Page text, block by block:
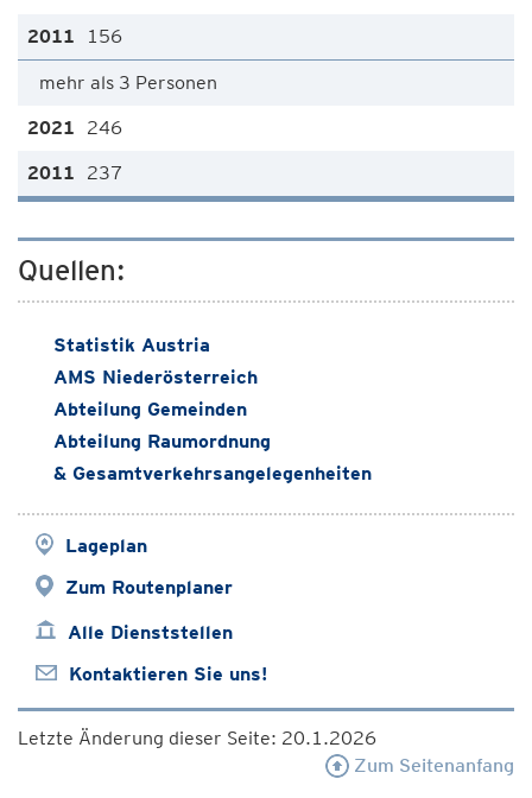
156
mehr als 3 Personen
246
237
Quellen:
Statistik Austria
AMS Niederösterreich
Abteilung Gemeinden
Abteilung Raumordnung
& Gesamtverkehrsangelegenheiten
Lageplan
Zum Routenplaner
Alle Dienststellen
Kontaktieren Sie uns!
Letzte Änderung dieser Seite: 20.1.2026
Zum Seitenanfang